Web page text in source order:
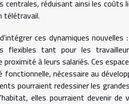
centrales, réduisant ainsi les coûts
télétravail.
ces dynamiques nouvelles
flexibles tant pour les
à leurs salariés. Ces
nécessaire au
pourraient redessiner les
elles pourraient devenir de